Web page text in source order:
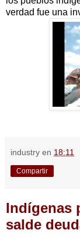
verdad fue una
industry en 18:11
Compartir
Indígenas
salde